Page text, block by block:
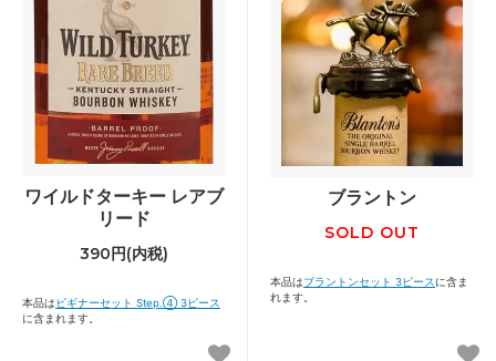
ワイルドターキー レアブ
リード
390円(内税)
本品は ビギナーセット Step.④ 3ピース
に含まれます。
ブラントン
SOLD OUT
本品はブラントンセット 3ピース に含ま
れます。